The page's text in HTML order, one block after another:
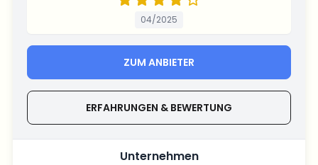
04/2025
ZUM ANBIETER
ERFAHRUNGEN & BEWERTUNG
Unternehmen